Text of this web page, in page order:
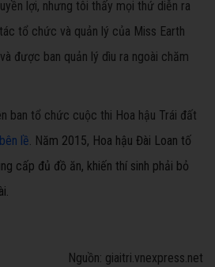
lợi, nhưng tôi thấy mọi thứ diễn ra
tổ chức và quản lý của Miss Earth
được ban quản lý dìu ra ngoài chăm
ban tổ chức cuộc thi Hoa hậu Trái đất
lề. Năm 2015, Hoa hậu Đài Loan tố
cấp đủ đồ ăn, khiến thí sinh phải bỏ
Nguồn: giaitri.vnexpress.net